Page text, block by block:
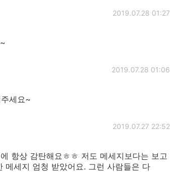
2019.07.28 01:27
2019.07.28 01:06
세요~
2019.07.27 22:52
항상 감탄해요ㅎㅎ 저도 메세지보다는 보고
메세지 엄청 받았어요. 그런 사람들은 다